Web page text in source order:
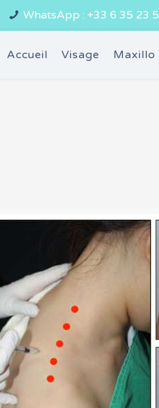
WhatsApp : +33 6 35 23
Accueil Visage Maxillo